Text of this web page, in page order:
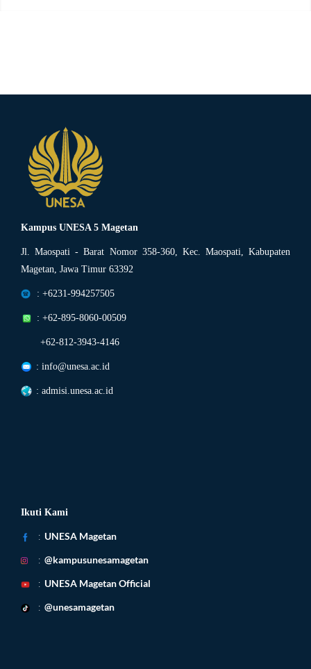
Kampus UNESA 5 Magetan
Jl. Maospati - Barat Nomor 358-360, Kec. Maospati, Kabupaten
Magetan, Jawa Timur 63392
: +6231-994257505
: +62-895-8060-00509
+62-812-3943-4146
: info@unesa.ac.id
: admisi.unesa.ac.id
Ikuti Kami
: UNESA Magetan
:@kampusunesamagetan
: UNESA MagetanOfficial
:@unesamagetan